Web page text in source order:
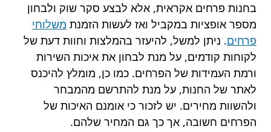
בחנות פרחים אקראית, אלא לבצע סקר שוק ולבחון
מספר אופציות במקביל ואז לעשות הזמנת משלוחי
פרחים. ניתן למשל, להיעזר בהמלצות וחוות דעת של
לקוחות קודמים, על מנת לבחון את איכות השירות
ורמת העמידות של הפרחים. כמו כן, מומלץ להיכנס
לאתר של החנות, על מנת להתרשם מהמבחר
ולהשוות מחירים. יש לזכור כי אומנם האיכות של
הפרחים חשובה, אך כך גם המחיר שלהם.